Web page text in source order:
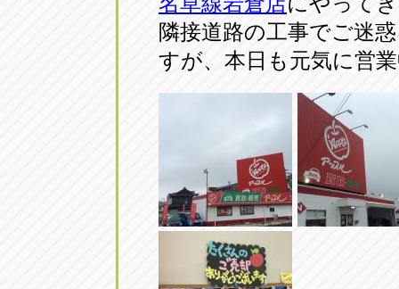
隣接道路の工事でご迷
すが、本日も元気に営